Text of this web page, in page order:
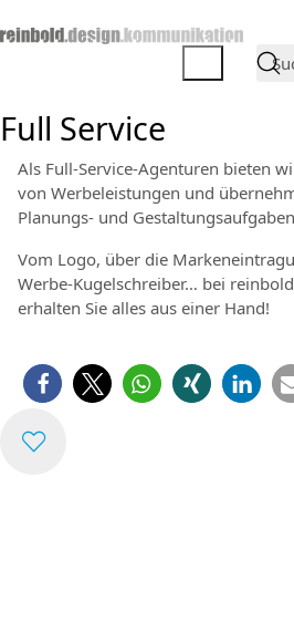
Full Service
Als Full-Service-Agenturen bieten
von Werbeleistungen und
Planungs- und
Vom Logo, über die
Werbe-Kugelschreiber… bei
erhalten Sie alles aus einer Hand!